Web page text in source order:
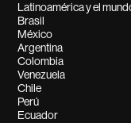
Latinoamérica y el
Brasil
México
Argentina
Colombia
Venezuela
Chile
Perú
Ecuador